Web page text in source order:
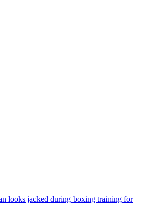
looks jacked during boxing training for